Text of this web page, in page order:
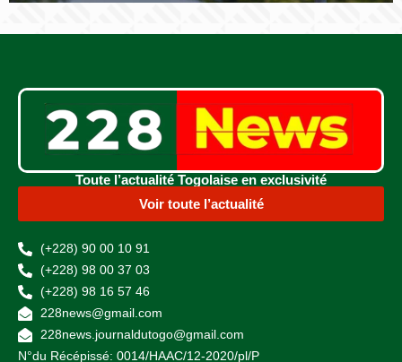
Toute l’actualité Togolaise en exclusivité
Voir toute l’actualité
(+228) 90 00 10 91
(+228) 98 00 37 03
(+228) 98 16 57 46
228news@gmail.com
228news.journaldutogo@gmail.com
N°du Récépissé: 0014/HAAC/12-2020/pl/P